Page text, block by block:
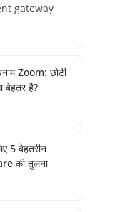
gateway
Zoom: छोटी
बेहतर है?
5 बेहतरीन
की तुलना